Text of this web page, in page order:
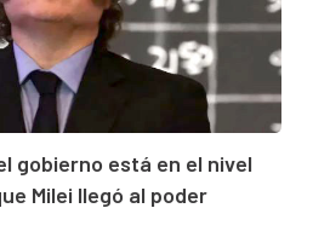
gobierno está en el nivel
Milei llegó al poder